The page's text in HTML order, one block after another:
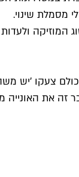
מסמלת שינוי.
המוזיקה
צעקו
זה את האונייה